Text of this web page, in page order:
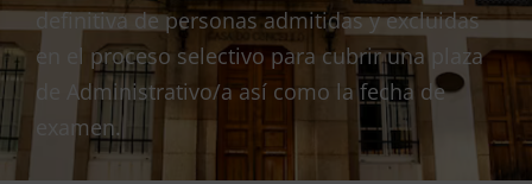
definitiva de personas admitidas y excluidas
en el proceso selectivo para cubrir una plaza
de Administrativo/a así como la fecha de
examen.